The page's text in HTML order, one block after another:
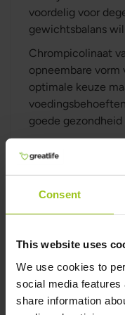
Consent
This website uses
We use cookies to
social media
share information
voordelig voor
gewichtsbalans
Chrompicolinaat
opneembare
optimale keuze
goede
Voordelen
Hoge
opgenomen dan
het een goede
hun
Ondersteunt